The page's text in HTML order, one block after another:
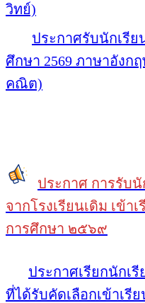
วิทย์)
ประกาศรับนักเรีย
ศึกษา 2569 ภาษาอังก
คณิต)
ประกาศ การรับ
จากโรงเรียนเดิม เข้
การศึกษา ๒๕๖๙
ประกาศเรียกนักเ
ที่ได้รับคัดเลือกเข้าเ